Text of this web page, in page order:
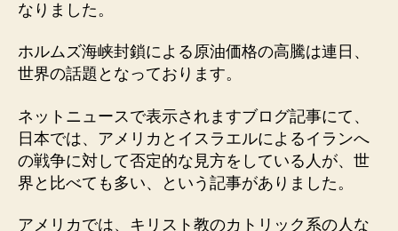
なりました。
ホルムズ海峡封鎖による原油価格の高騰は連日、
世界の話題となっております。
ネットニュースで表示されますブログ記事にて、
日本では、アメリカとイスラエルによるイランへ
の戦争に対して否定的な見方をしている人が、世
界と比べても多い、という記事がありました。
アメリカでは、キリスト教のカトリック系の人な